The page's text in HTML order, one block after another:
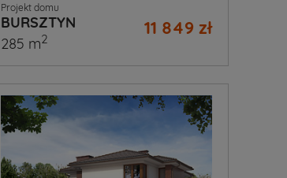
Projekt domu
BURSZTYN 11 849 zł
285 m2